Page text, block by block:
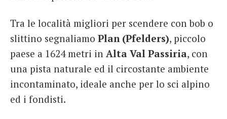
Tra le località migliori per scendere con bob o
slittino segnaliamo Plan (Pfelders), piccolo
paese a 1624 metri in Alta Val Passiria, con
una pista naturale ed il circostante ambiente
incontaminato, ideale anche per lo sci alpino
ed i fondisti.